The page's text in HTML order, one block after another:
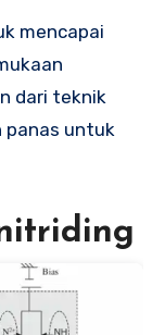
mencapai
dari teknik
panas untuk